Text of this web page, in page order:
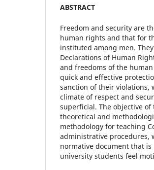
ABSTRACT
Freedom and security are
human rights and that for
instituted among men.
Declarations of Human
and freedoms of the
quick and effective
sanction of their violations,
climate of respect and
superficial. The objective
theoretical and
methodology for teaching
administrative procedures,
normative document that
university students feel